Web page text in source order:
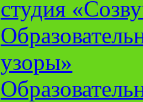
студия
узоры»